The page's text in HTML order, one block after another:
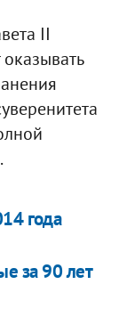
II
года
за 90 лет